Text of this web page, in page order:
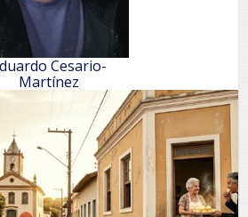
Cesario-
Martínez